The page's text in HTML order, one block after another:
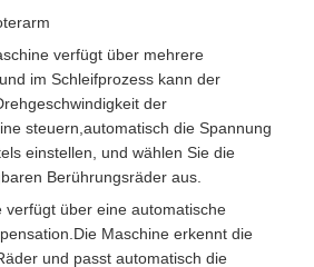
verfügt über mehrere
im Schleifprozess kann der
der
steuern,automatisch die Spannung
einstellen, und wählen Sie die
Berührungsräder aus.
verfügt über eine automatische
Maschine erkennt die
und passt automatisch die